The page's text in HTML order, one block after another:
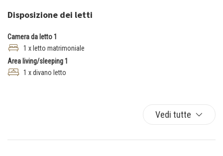
Tostapane
TV
Utensili
Disposizione dei letti
Camera da letto 1
1 x letto matrimoniale
Area living/sleeping 1
1 x divano letto
Vedi tutte